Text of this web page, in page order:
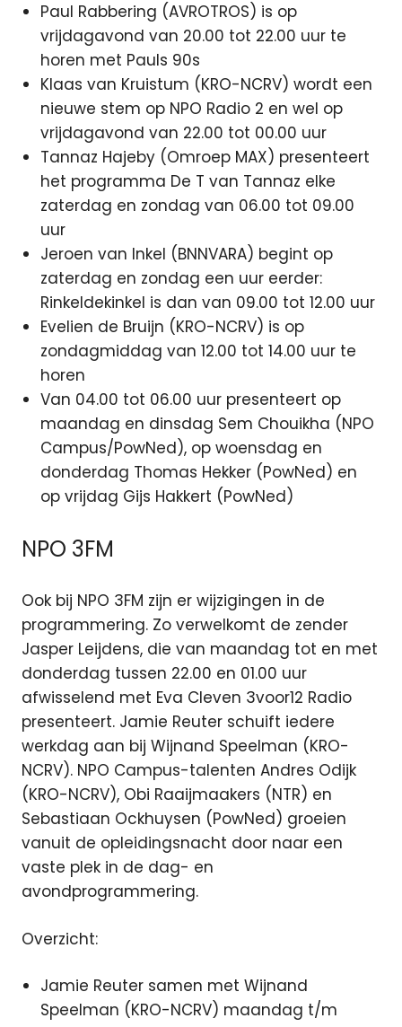
Paul Rabbering (AVROTROS) is op
vrijdagavond van 20.00 tot 22.00 uur te
horen met Pauls 90s
Klaas van Kruistum (KRO-NCRV) wordt een
nieuwe stem op NPO Radio 2 en wel op
vrijdagavond van 22.00 tot 00.00 uur
Tannaz Hajeby (Omroep MAX) presenteert
het programma De T van Tannaz elke
zaterdag en zondag van 06.00 tot 09.00
uur
Jeroen van Inkel (BNNVARA) begint op
zaterdag en zondag een uur eerder:
Rinkeldekinkel is dan van 09.00 tot 12.00 uur
Evelien de Bruijn (KRO-NCRV) is op
zondagmiddag van 12.00 tot 14.00 uur te
horen
Van 04.00 tot 06.00 uur presenteert op
maandag en dinsdag Sem Chouikha (NPO
Campus/PowNed), op woensdag en
donderdag Thomas Hekker (PowNed) en
op vrijdag Gijs Hakkert (PowNed)
NPO 3FM
Ook bij NPO 3FM zijn er wijzigingen in de
programmering. Zo verwelkomt de zender
Jasper Leijdens, die van maandag tot en met
donderdag tussen 22.00 en 01.00 uur
afwisselend met Eva Cleven 3voor12 Radio
presenteert. Jamie Reuter schuift iedere
werkdag aan bij Wijnand Speelman (KRO-
NCRV). NPO Campus-talenten Andres Odijk
(KRO-NCRV), Obi Raaijmaakers (NTR) en
Sebastiaan Ockhuysen (PowNed) groeien
vanuit de opleidingsnacht door naar een
vaste plek in de dag- en
avondprogrammering.
Overzicht:
Jamie Reuter samen met Wijnand
Speelman (KRO-NCRV) maandag t/m